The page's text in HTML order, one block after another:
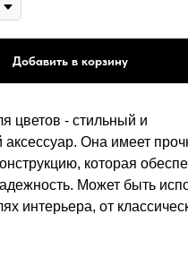
Добавить в корзину
цветов - стильный и
Она имеет
которая
Может быть
интерьера, от